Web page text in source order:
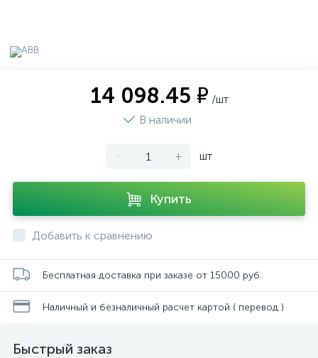
14 098.45 ₽ /шт
В наличии
- + шт
Купить
Добавить к сравнению
Бесплатная доставка при заказе от 15000 руб.
Наличный и безналичный расчет картой ( перевод )
Быстрый заказ